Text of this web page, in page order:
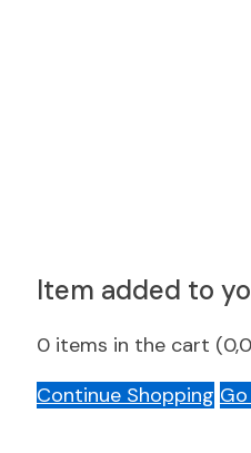
Item added to
0 items in the cart (
Continue Shopping